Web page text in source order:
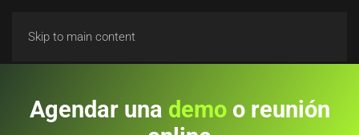
Skip to main content
Agendar una demoo reunión